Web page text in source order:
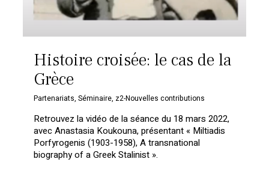
Histoire croisée: le cas de la
Grèce
Partenariats,Séminaire, z2-Nouvelles contributions
Retrouvez la vidéo de la séance du 18 mars 2022,
avec Anastasia Koukouna, présentant « Miltiadis
Porfyrogenis (1903-1958), A transnational
biography of a Greek Stalinist ».